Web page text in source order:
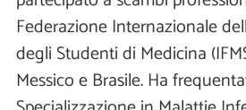
Federazione Internazionale
degli Studenti di Medicina
Messico e Brasile. Ha